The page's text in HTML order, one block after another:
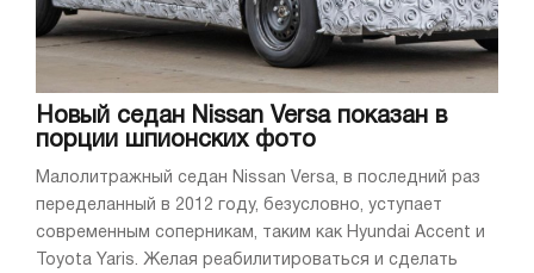
Новый седан Nissan Versa показан в
порции шпионских фото
Малолитражный седан Nissan Versa, в последний раз
переделанный в 2012 году, безусловно, уступает
современным соперникам, таким как Hyundai Accent и
Toyota Yaris. Желая реабилитироваться и сделать